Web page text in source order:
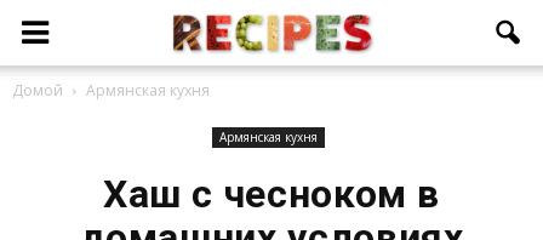
Домой Армянская кухня
Армянская кухня
Хаш с чесноком в